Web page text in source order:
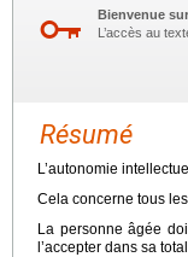
Bienvenue
L’accès au
Résumé
L’autonomie
Cela concerne tous
La personne âgée
l’accepter dans sa